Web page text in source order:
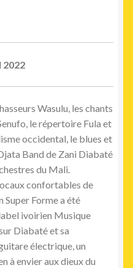
2022
Wasulu, les chants
le répertoire Fula et
occidental, le blues et
Band de Zani Diabaté
du Mali.
confortables de
Super Forme a été
ivoirien Musique
Diabaté et sa
électrique, un
à envier aux dieux du